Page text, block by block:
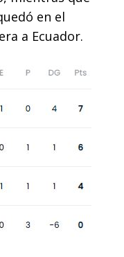
en el
a Ecuador.